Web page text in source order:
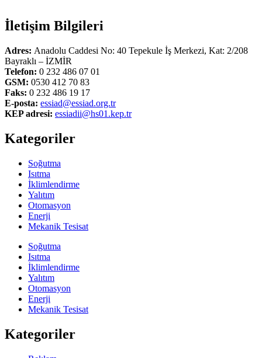
İletişim Bilgileri
Adres: Anadolu Caddesi No: 40 Tepekule İş Merkezi, Kat: 2/208
Bayraklı – İZMİR
Telefon: 0 232 486 07 01
GSM: 0530 412 70 83
Faks: 0 232 486 19 17
E-posta: essiad@essiad.org.tr
KEP adresi: essiadii@hs01.kep.tr
Kategoriler
Soğutma
Isıtma
İklimlendirme
Yalıtım
Otomasyon
Enerji
Mekanik Tesisat
Soğutma
Isıtma
İklimlendirme
Yalıtım
Otomasyon
Enerji
Mekanik Tesisat
Kategoriler